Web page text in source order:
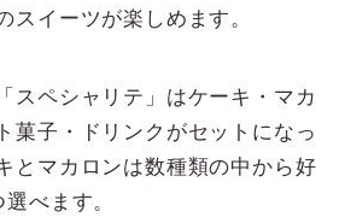
スイーツが楽しめます。
スペシャリテ」はケーキ・マカ
菓子・ドリンクがセットになっ
とマカロンは数種類の中から好
べます。